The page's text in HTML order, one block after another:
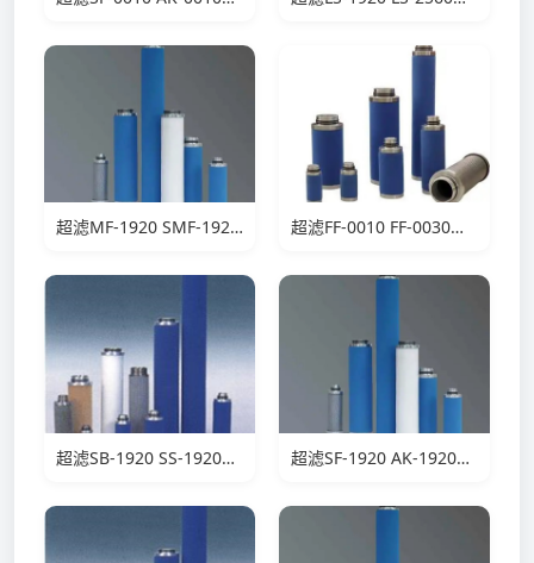
超滤MF-1920 SMF-1920滤芯 超滤FF-0010 FF-0030滤芯
超滤SB-1920 SS-1920滤芯 超滤SF-1920 AK-1920滤芯